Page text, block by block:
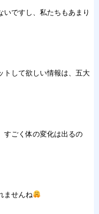
いですし、私たちもあまり
トして欲しい情報は、五大
すごく体の変化は出るの
ませんね